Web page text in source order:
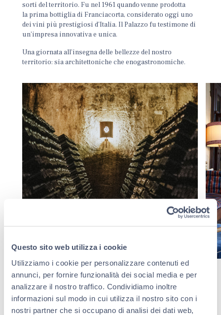
Questo sito web utilizza i cookie
Utilizziamo i cookie per personalizzare contenuti ed
annunci, per fornire funzionalità dei social media e per
analizzare il nostro traffico. Condividiamo inoltre
informazioni sul modo in cui utilizza il nostro sito con i
nostri partner che si occupano di analisi dei dati web,
sorti del territorio. Fu nel 1961 quando venne prodotta
la prima bottiglia di Franciacorta, considerato oggi uno
dei vini più prestigiosi d’Italia. Il Palazzo fu testimone di
un’impresa innovativa e unica.
Una giornata all’insegna delle bellezze del nostro
territorio: sia architettoniche che enogastronomiche.